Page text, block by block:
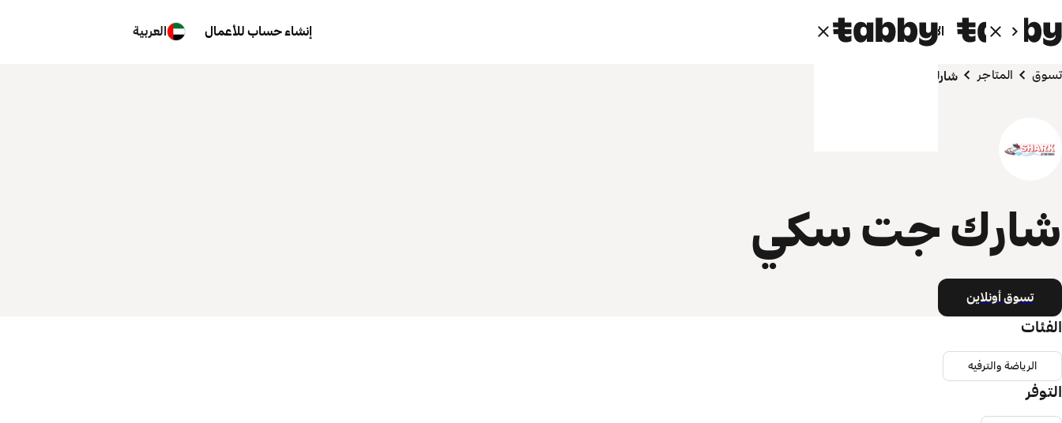
الأفراد الشركاء إنشاء حساب للأعمال العربية
تسوق المتاجر شارك جت سكي
شارك جت سكي
تسوق أونلاين
الفئات
الرياضة والترفيه
التوفر